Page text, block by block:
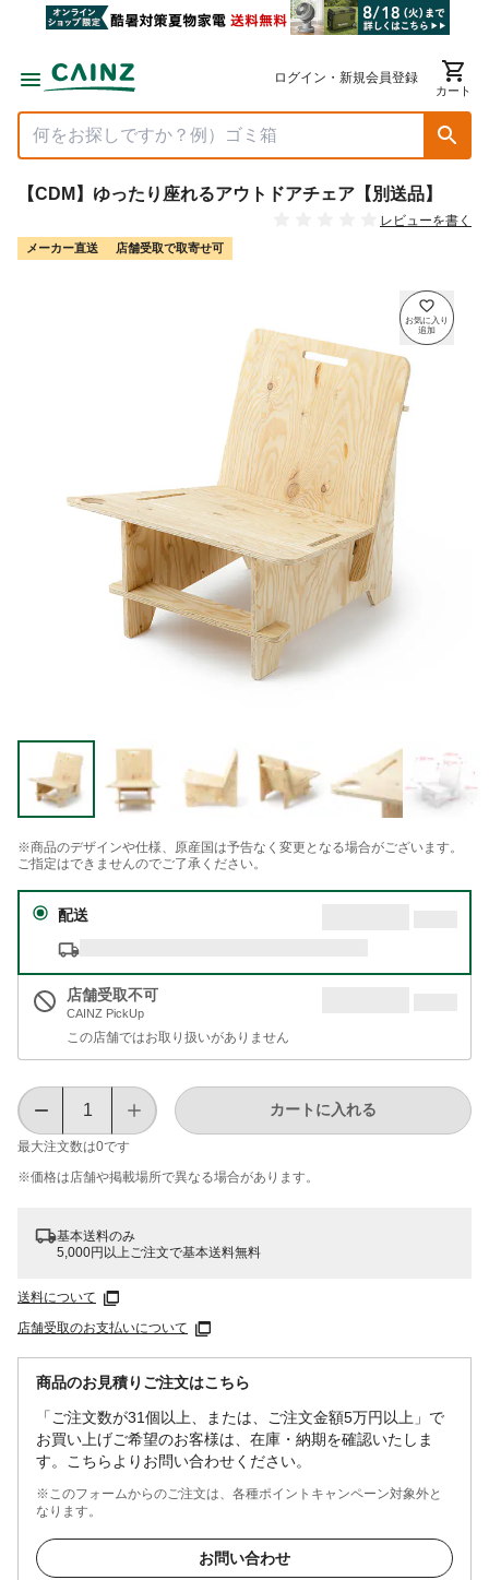
ログイン・新規会員登録
カート
【CDM】ゆったり座れるアウトドアチェア【別送品】
レビューを書く
メーカー直送 店舗受取で取寄せ可
※商品のデザインや仕様、原産国は予告なく変更となる場合がございます。
ご指定はできませんのでご了承ください。
配送
店舗受取不可
CAINZ PickUp
この店舗ではお取り扱いがありません
最大注文数は0です
カートに入れる
※価格は​店舗や​掲載場所で​異なる​場合が​あります。
基本送料のみ
5,000円以上ご注文で基本送料無料
送料について
店舗受取のお支払いについて
商品のお見積りご注文はこちら
「ご注文数が31個以上、または、ご注文金額5万円以上」で
お買い上げご希望のお客様は、在庫・納期を確認いたしま
す。こちらよりお問い合わせください。
※このフォームからのご注文は、各種ポイントキャンペーン対象外と
なります。
お問い合わせ